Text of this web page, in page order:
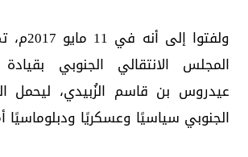
​ولفتوا
المجلس الانتقالي الجنوبي
عيدروس بن قاسم الزُبيدي، ليحمل
الجنوبي سياسيًا وعسكريًا ودبلوماسيًا